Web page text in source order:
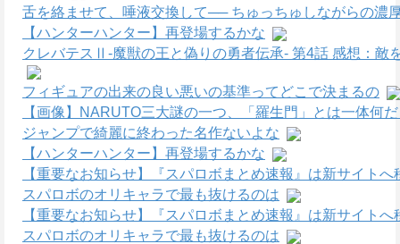
舌を絡ませて、唾液交換して── ちゅっちゅしながらの濃
【ハンターハンター】再登場するかな
クレバテスⅡ-魔獣の王と偽りの勇者伝承- 第4話 感想：敵
フィギュアの出来の良い悪いの基準ってどこで決まるの
【画像】NARUTO三大謎の一つ、「羅生門」とは一体何
ジャンプで綺麗に終わった名作ないよな
【ハンターハンター】再登場するかな
【重要なお知らせ】『スパロボまとめ速報』は新サイトへ
スパロボのオリキャラで最も抜けるのは
【重要なお知らせ】『スパロボまとめ速報』は新サイトへ
スパロボのオリキャラで最も抜けるのは